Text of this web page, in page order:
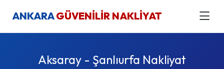
ANKARAGÜVENİLİR NAKLİYAT
Aksaray - Şanlıurfa Nakliyat